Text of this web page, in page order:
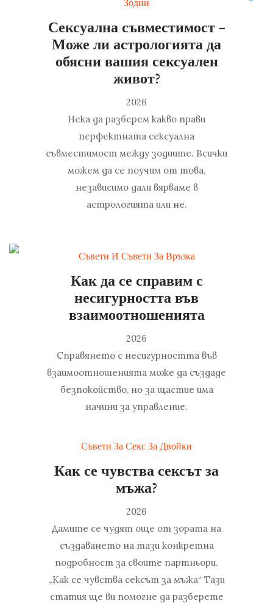
Зодии
Сексуална съвместимост -
Може ли астрологията да
обясни вашия сексуален
живот?
2026
Нека да разберем какво прави
перфектната сексуална
съвместимост между зодиите. Всички
можем да се поучим от това,
независимо дали вярваме в
астрологията или не.
Съвети И Съвети За Връзка
Как да се справим с
несигурността във
взаимоотношенията
2026
Справянето с несигурността във
взаимоотношенията може да създаде
безпокойство, но за щастие има
начини за управление.
Съвети За Секс За Двойки
Как се чувства сексът за
мъжа?
2026
Дамите се чудят още от зората на
създаването на тази конкретна
подробност за своите партньори.
„Как се чувства сексът за мъжа“ Тази
статия ще ви помогне да разберете